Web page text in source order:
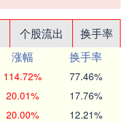
个股流出
换手率
涨幅
换手率
114.72% 77.46%
20.01% 17.76%
20.00% 12.21%